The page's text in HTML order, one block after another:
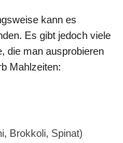
kann es
Es gibt jedoch viele
die man ausprobieren
Mahlzeiten:
Brokkoli, Spinat)